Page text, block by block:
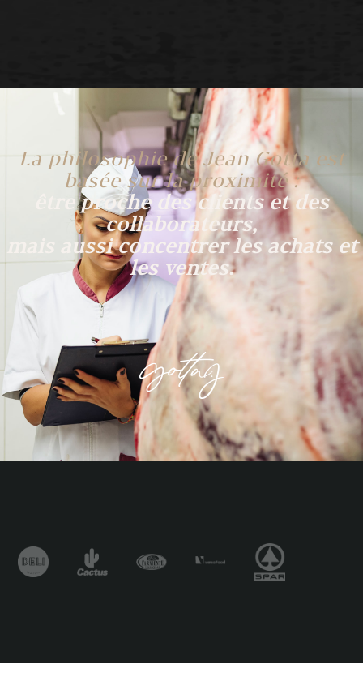
La philosophie de Jean Gotta est
basée sur la proximité :
être proche des clients et des
collaborateurs,
mais aussi concentrer les achats et
les ventes.